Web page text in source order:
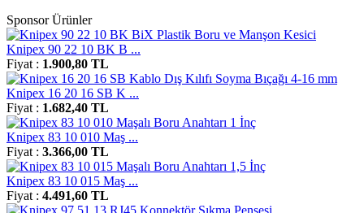
Sponsor Ürünler
Knipex 90 22 10 BK B ...
Fiyat : 1.900,80 TL
Knipex 16 20 16 SB K ...
Fiyat : 1.682,40 TL
Knipex 83 10 010 Maş ...
Fiyat : 3.366,00 TL
Knipex 83 10 015 Maş ...
Fiyat : 4.491,60 TL